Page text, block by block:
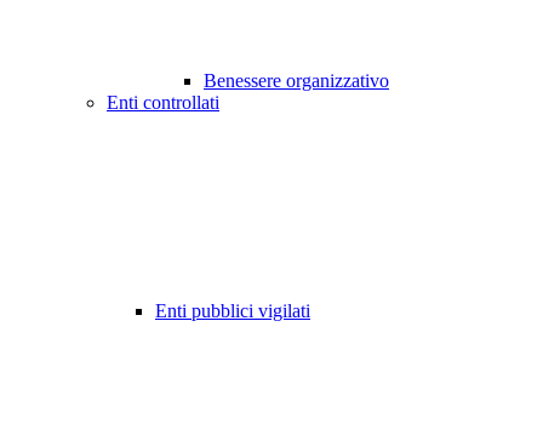
Benessere organizzativo
Enti controllati
Enti pubblici vigilati